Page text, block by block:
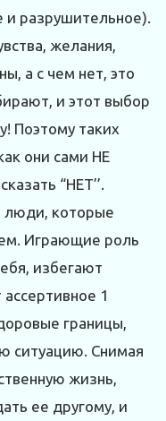
разрушительное).
желания,
а с чем нет, это
и этот выбор
Поэтому таких
они сами НЕ
“НЕТ’’.
люди, которые
Играющие роль
избегают
1
границы,
ситуацию. Снимая
жизнь,
ее другому, и